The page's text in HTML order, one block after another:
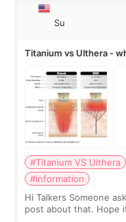
Su
Titanium vs Ulthera -
#Titanium VS Ulthera
#information
Hi Talkers Someone
post about that. Hope